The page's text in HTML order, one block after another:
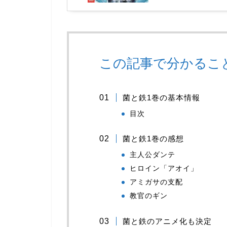
この記事で分かるこ
菌と鉄1巻の基本情報
目次
菌と鉄1巻の感想
主人公ダンテ
ヒロイン「アオイ」
アミガサの支配
教官のギン
菌と鉄のアニメ化も決定